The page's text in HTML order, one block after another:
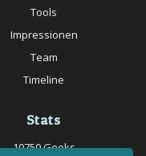
Tools
Impressionen
Team
Timeline
Stats
10750 Geeks